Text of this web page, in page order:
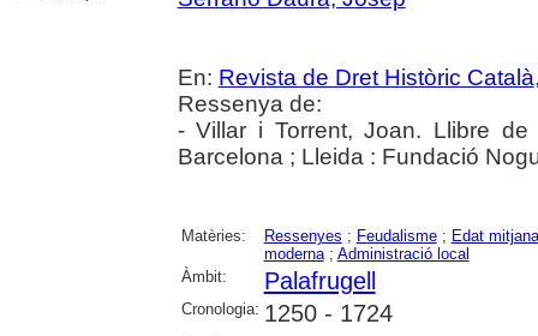
En: Revista de Dret Històric Català
Ressenya de:
- Villar i Torrent, Joan. Llibre de
Barcelona ; Lleida : Fundació
Matèries: Ressenyes ; Feudalisme; Edat mitjana
moderna; Administració local
Àmbit:
Palafrugell
Cronologia: 1250 - 1724